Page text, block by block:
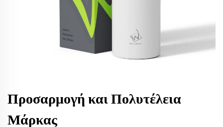
Προσαρμογή και Πολυτέλεια
Μάρκας